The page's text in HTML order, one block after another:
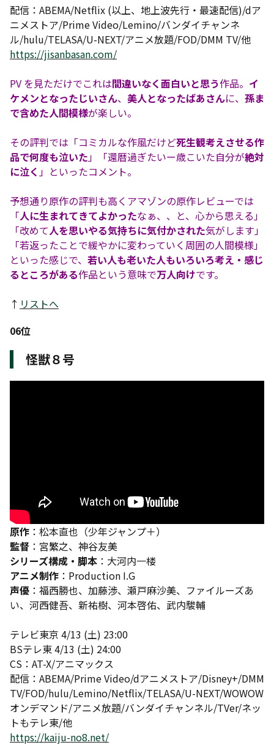
配信：ABEMA/Netflix (以上、地上波先行・最速配信)/dア
ニメストア/Prime Video/Lemino/バンダイチャンネ
ル/hulu/TELASA/U-NEXT/アニメ放題/FOD/DMM TV/他
https://jisanbasan.com/
PV を見ただけでこれは間違いなく面白いと思う作品。 イ
ケメンとなったじいさん、 美人となったばあさんに、 孫ま
で含めた人間模様が楽しい。
その評判では「コミカルな作風だけど死生観考えさせる作
品で何度も泣いた」「還暦過ぎたいー歳こいた自分が絶対
に泣く」といったコメント。
予想通り原作の評判も高くアマゾンの原作レビューでは
「人に生まれてきてよかったなぁ、、と、心から思える」
「改めて人を思いやる気持ちに気付かされた気がします」
「若返ったことで緩やかに変わっていく周囲の人間模様」
といった感じで、 若い人も老いた人もいろいろ考え・感じ
るところがある作品という意味で万人向けです。
↑ リストへ
06位
怪獣８号
原作 ：松本直也（少年ジャンプ＋）
監督 ：宮繁之、神谷友美
シリーズ構成・脚本 ：大河内一楼
アニメ制作 ：Production I.G
声優 ：福西勝也、加藤渉、瀬戸麻沙美、ファイルーズあ
い、河西健吾、新祐樹、河本啓佑、武内駿輔
テレビ東京 4/13 (土) 23:00
BSテレ東 4/13 (土) 24:00
CS：AT-X/アニマックス
配信：ABEMA/Prime Video/dアニメストア/Disney+/DMM
TV/FOD/hulu/Lemino/Netflix/TELASA/U-NEXT/WOWOW
オンデマンド/アニメ放題/バンダイチャンネル/TVer/ネッ
トもテレ東/他
https://kaiju-no8.net/